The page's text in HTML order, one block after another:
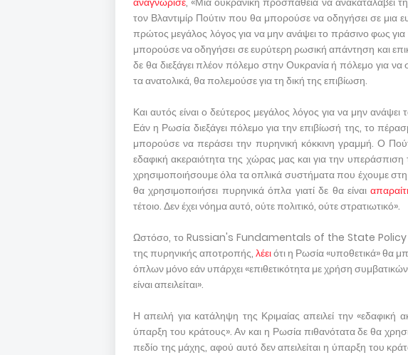
τον Βλαντιμίρ Πούτιν που θα μπορούσε να οδηγήσει σε μια
πρώτος μεγάλος λόγος για να μην ανάψει το πράσινο φως για
μπορούσε να οδηγήσει σε ευρύτερη ρωσική απάντηση και
δε θα διεξάγει πλέον πόλεμο στην Ουκρανία ή πόλεμο για
τα ανατολικά, θα πολεμούσε για τη δική της επιβίωση.
Και αυτός είναι ο δεύτερος μεγάλος λόγος για να μην
Εάν η Ρωσία διεξάγει πόλεμο για την επιβίωσή της, το
μπορούσε να περάσει την πυρηνική κόκκινη γραμμή. Ο
εδαφική ακεραιότητα της χώρας μας και για την
χρησιμοποιήσουμε όλα τα οπλικά συστήματα που έχουμε
θα χρησιμοποιήσει πυρηνικά όπλα γιατί δε θα είναι
τέτοιο. Δεν έχει νόημα αυτό, ούτε πολιτικό, ούτε στρατιωτικό».
Ωστόσο, το Russian's Fundamentals of the State
της πυρηνικής αποτροπής, λέειότι η Ρωσία «υποθετικά» θα
όπλων μόνο εάν υπάρχει «επιθετικότητα με χρήση
είναι απειλείται».
Η απειλή για κατάληψη της Κριμαίας απειλεί την «εδαφική
ύπαρξη του κράτους». Αν και η Ρωσία πιθανότατα δε θα
πεδίο της μάχης, αφού αυτό δεν απειλείται η ύπαρξη του